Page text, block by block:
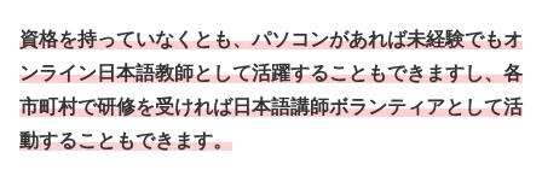
資格を持っていなくとも、パソコンがあれば未経験でもオ
ンライン日本語教師として活躍することもできますし、各
市町村で研修を受ければ日本語講師ボランティアとして活
動することもできます。